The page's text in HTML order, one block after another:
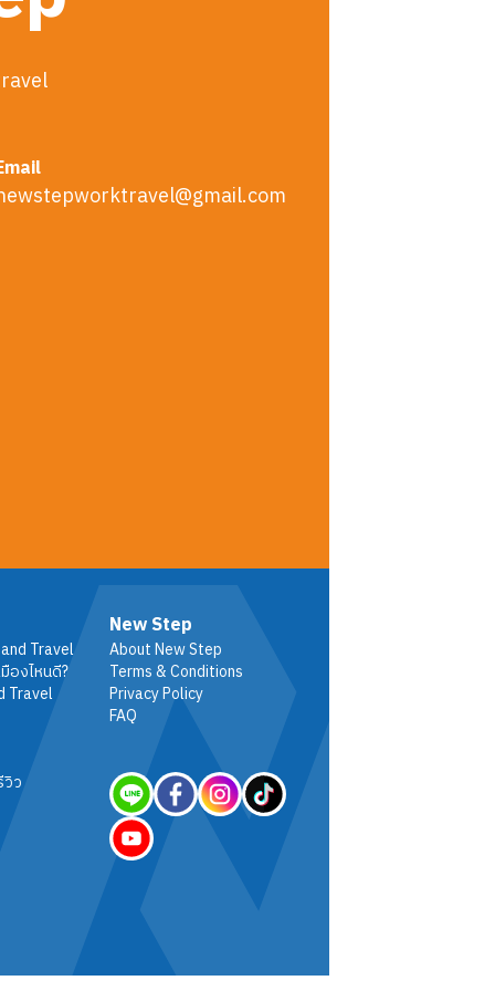
Travel
องไหนดี?
Travel
ว
New Step
About New Step
Terms & Conditions
Privacy Policy
FAQ